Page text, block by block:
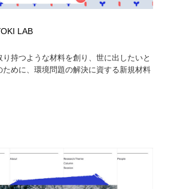
LAB
持つような材料を創り、世に出したいと
ために、環境問題の解決に資する新規材料